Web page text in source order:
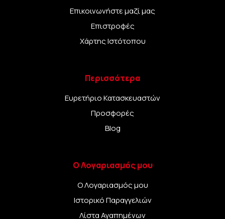
Επικοινωνήστε μαζί μας
Επιστροφές
Χάρτης Ιστότοπου
Περισσότερα
Ευρετήριο Κατασκευαστών
Προσφορές
Blog
Ο Λογαριασμός μου
Ο Λογαριασμός μου
Ιστορικό Παραγγελιών
Λίστα Αγαπημένων